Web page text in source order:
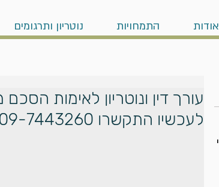
אודות התמחויות נוטריון ותרגומים
עורך דין ונוטריון לאימות
לעכשיו התקשרו 09-7443260